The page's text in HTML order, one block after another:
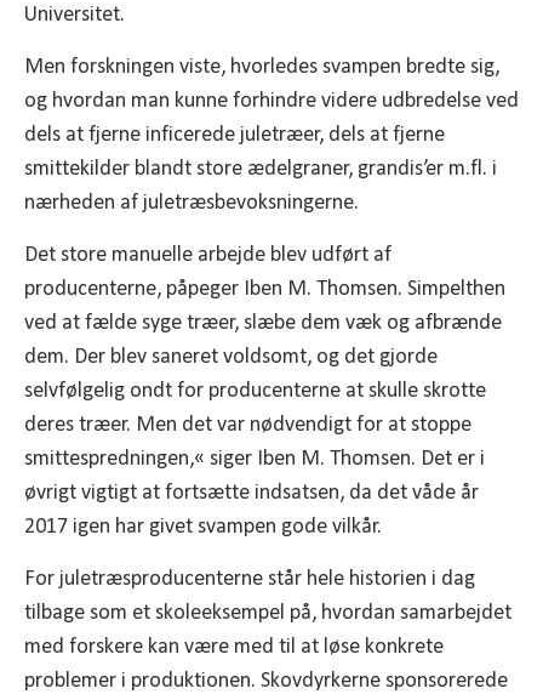
Universitet.
Men forskningen viste, hvorledes svampen bredte sig,
og hvordan man kunne forhindre videre udbredelse ved
dels at fjerne inficerede juletræer, dels at fjerne
smittekilder blandt store ædelgraner, grandis’er m.fl. i
nærheden af juletræsbevoksningerne.
Det store manuelle arbejde blev udført af
producenterne, påpeger Iben M. Thomsen. Simpelthen
ved at fælde syge træer, slæbe dem væk og afbrænde
dem. Der blev saneret voldsomt, og det gjorde
selvfølgelig ondt for producenterne at skulle skrotte
deres træer. Men det var nødvendigt for at stoppe
smittespredningen,« siger Iben M. Thomsen. Det er i
øvrigt vigtigt at fortsætte indsatsen, da det våde år
2017 igen har givet svampen gode vilkår.
For juletræsproducenterne står hele historien i dag
tilbage som et skoleeksempel på, hvordan samarbejdet
med forskere kan være med til at løse konkrete
problemer i produktionen. Skovdyrkerne sponsorerede